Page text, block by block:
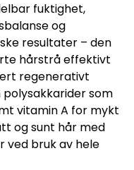
fuktighet,
og
resultater – den
hårstrå effektivt
regenerativt
som
vitamin A for mykt
og sunt hår med
ved bruk av hele